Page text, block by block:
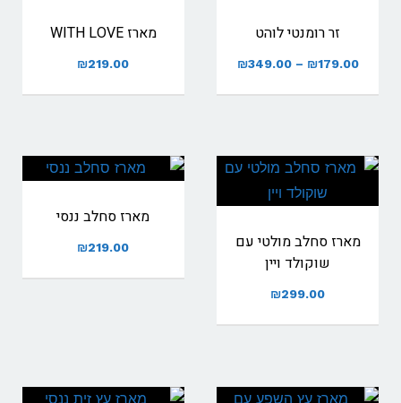
זר רומנטי לוהט
₪179.00
–
₪349.00
⁦₪349.00⁩
מארז WITH LOVE
₪219.00
מארז סחלב מולטי עם
שוקולד ויין
₪299.00
מארז סחלב ננסי
₪219.00